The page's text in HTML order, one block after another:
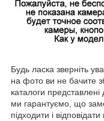
Будь ласка зверніть
на фото ви не бачите
каталоги
ми гарантуємо, що
підходити і